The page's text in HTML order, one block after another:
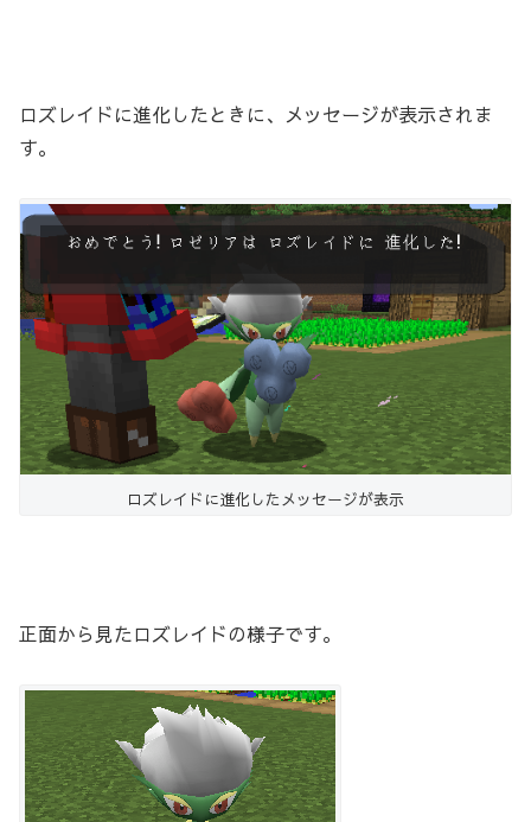
ロズレイドに進化したときに、メッセージが表示されま
す。
ロズレイドに進化したメッセージが表示
正面から見たロズレイドの様子です。